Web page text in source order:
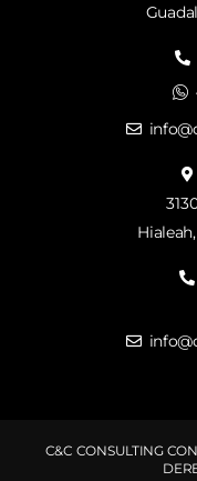
C&C CONSULTING